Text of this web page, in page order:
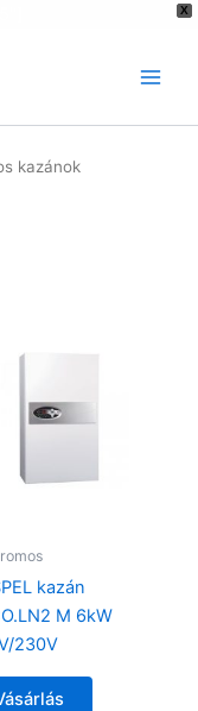
X
kazánok
kazán
M 6kW
230V